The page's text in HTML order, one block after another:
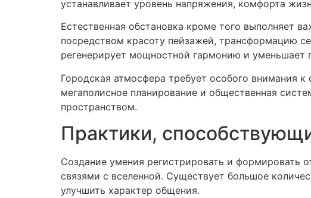
устанавливает уровень напряжения, комфорта
Естественная обстановка кроме того выполняет
посредством красоту пейзажей, трансформацию
регенерирует мощностной гармонию и уменьшает
Городская атмосфера требует особого внимания
мегаполисное планирование и общественная
пространством.
Практики,
Создание умения регистрировать и формировать
связями с вселенной. Существует большое
улучшить характер общения.